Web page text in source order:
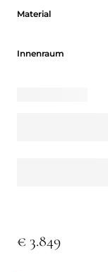
Material
Innenraum
€ 3.849